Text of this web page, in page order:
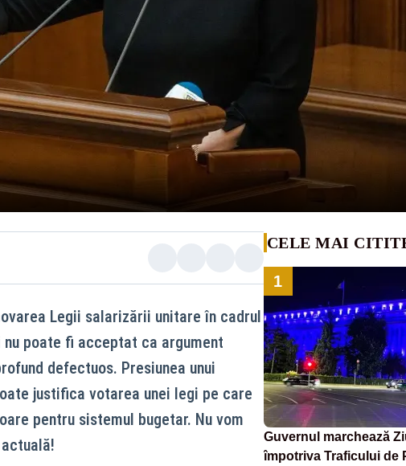
Legii salarizării unitare în cadrul
poate fi acceptat ca argument
defectuos. Presiunea unui
justifica votarea unei legi pe care
pentru sistemul bugetar. Nu vom
CELE MAI
1
Guvernul marchează
împotriva Traficului de